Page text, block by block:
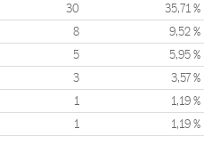
30 35,71 %
8 9,52 %
5 5,95 %
3 3,57 %
1 1,19 %
1 1,19 %